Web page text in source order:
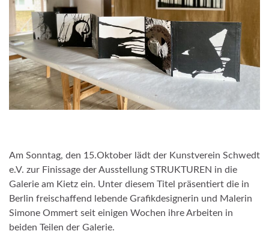
Am Sonntag, den 15.Oktober lädt der Kunstverein Schwedt
e.V. zur Finissage der Ausstellung STRUKTUREN in die
Galerie am Kietz ein. Unter diesem Titel präsentiert die in
Berlin freischaffend lebende Grafikdesignerin und Malerin
Simone Ommert seit einigen Wochen ihre Arbeiten in
beiden Teilen der Galerie.